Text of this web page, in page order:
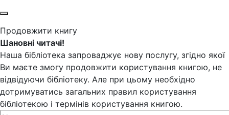
Продовжити книгу
Шановні читачі!
Наша бібліотека запроваджує нову послугу, згідно якої
Ви маєте змогу продовжити користування книгою, не
відвідуючи бібліотеку. Але при цьому необхідно
дотримуватись загальних правил користування
бібліотекою і термінів користування книгою.